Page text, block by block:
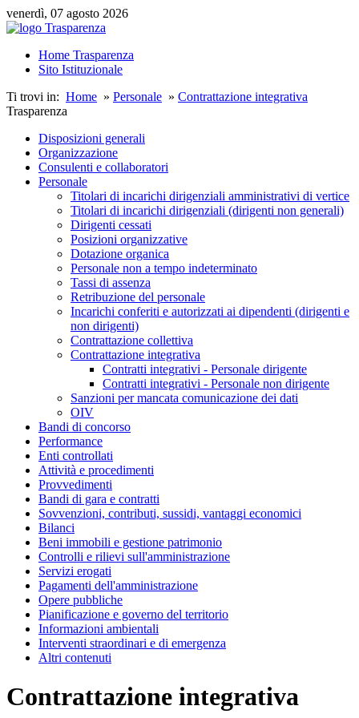
venerdì, 07 agosto 2026
Home Trasparenza
Sito Istituzionale
Ti trovi in: Home » Personale » Contrattazione integrativa
Trasparenza
Disposizioni generali
Organizzazione
Consulenti e collaboratori
Personale
Titolari di incarichi dirigenziali amministrativi di vertice
Titolari di incarichi dirigenziali (dirigenti non generali)
Dirigenti cessati
Posizioni organizzative
Dotazione organica
Personale non a tempo indeterminato
Tassi di assenza
Retribuzione del personale
Incarichi conferiti e autorizzati ai dipendenti (dirigenti e
non dirigenti)
Contrattazione collettiva
Contrattazione integrativa
Contratti integrativi - Personale dirigente
Contratti integrativi - Personale non dirigente
Sanzioni per mancata comunicazione dei dati
OIV
Bandi di concorso
Performance
Enti controllati
Attività e procedimenti
Provvedimenti
Bandi di gara e contratti
Sovvenzioni, contributi, sussidi, vantaggi economici
Bilanci
Beni immobili e gestione patrimonio
Controlli e rilievi sull'amministrazione
Servizi erogati
Pagamenti dell'amministrazione
Opere pubbliche
Pianificazione e governo del territorio
Informazioni ambientali
Interventi straordinari e di emergenza
Altri contenuti
Contrattazione integrativa